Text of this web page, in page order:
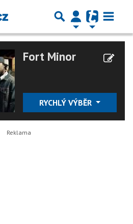
Fort Minor
RYCHLÝ VÝBĚR